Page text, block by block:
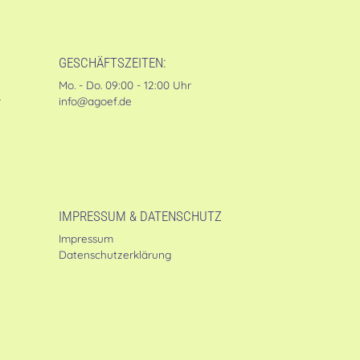
GESCHÄFTSZEITEN:
Mo. - Do. 09:00 - 12:00 Uhr
info@agoef.de
IMPRESSUM & DATENSCHUTZ
Impressum
Datenschutzerklärung